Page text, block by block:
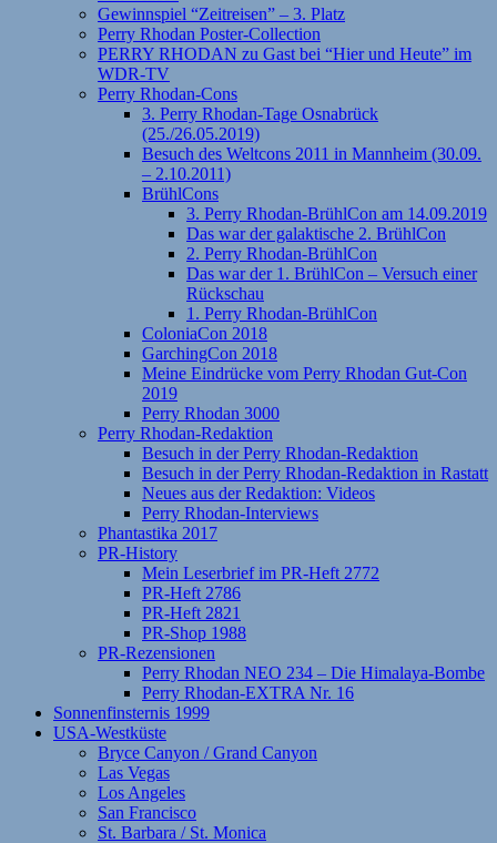
Gewinnspiel “Zeitreisen” – 3. Platz
Perry Rhodan Poster-Collection
PERRY RHODAN zu Gast bei “Hier und Heute” im
WDR-TV
Perry Rhodan-Cons
3. Perry Rhodan-Tage Osnabrück
(25./26.05.2019)
Besuch des Weltcons 2011 in Mannheim (30.09.
– 2.10.2011)
BrühlCons
3. Perry Rhodan-BrühlCon am 14.09.2019
Das war der galaktische 2. BrühlCon
2. Perry Rhodan-BrühlCon
Das war der 1. BrühlCon – Versuch einer
Rückschau
1. Perry Rhodan-BrühlCon
ColoniaCon 2018
GarchingCon 2018
Meine Eindrücke vom Perry Rhodan Gut-Con
2019
Perry Rhodan 3000
Perry Rhodan-Redaktion
Besuch in der Perry Rhodan-Redaktion
Besuch in der Perry Rhodan-Redaktion in Rastatt
Neues aus der Redaktion: Videos
Perry Rhodan-Interviews
Phantastika 2017
PR-History
Mein Leserbrief im PR-Heft 2772
PR-Heft 2786
PR-Heft 2821
PR-Shop 1988
PR-Rezensionen
Perry Rhodan NEO 234 – Die Himalaya-Bombe
Perry Rhodan-EXTRA Nr. 16
Sonnenfinsternis 1999
USA-Westküste
Bryce Canyon / Grand Canyon
Las Vegas
Los Angeles
San Francisco
St. Barbara / St. Monica